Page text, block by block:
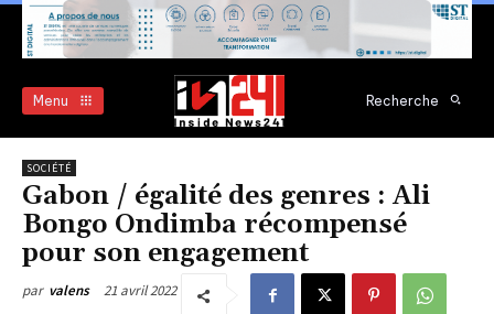
Menu Recherche
SOCIÉTÉ
Gabon / égalité des genres : Ali
Bongo Ondimba récompensé
pour son engagement
par valens 21 avril 2022